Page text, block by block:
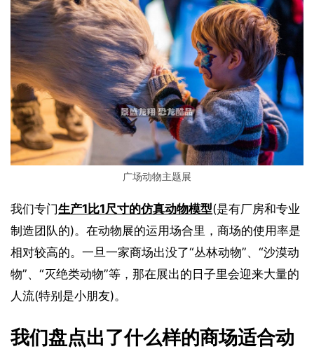
广场动物主题展
我们专门生产1比1尺寸的仿真动物模型(是有厂房和专业
制造团队的)。在动物展的运用场合里，商场的使用率是
相对较高的。一旦一家商场出没了“丛林动物”、“沙漠动
物”、“灭绝类动物”等，那在展出的日子里会迎来大量的
人流(特别是小朋友)。
我们盘点出了什么样的商场适合动